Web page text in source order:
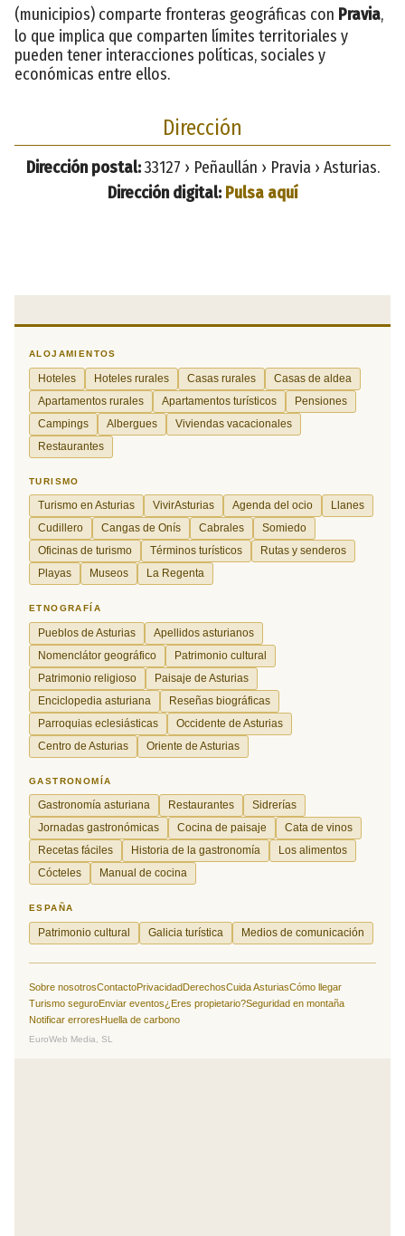
(municipios) comparte fronteras geográficas con Pravia,
lo que implica que comparten límites territoriales y
pueden tener interacciones políticas, sociales y
económicas entre ellos.
Dirección
Dirección postal:33127 › Peñaullán › Pravia › Asturias.
Dirección digital: Pulsa aquí